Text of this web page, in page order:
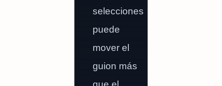
selecciones
puede
mover el
guion más